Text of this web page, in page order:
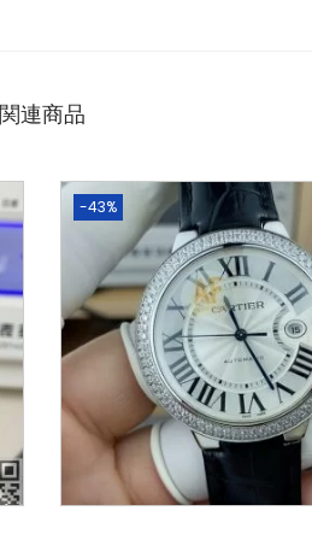
関連商品
-43%